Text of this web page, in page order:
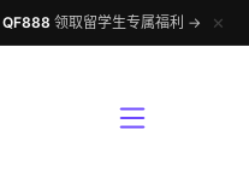
QF888 领取留学生专属福利 → ✕